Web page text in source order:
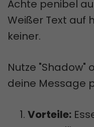
Achte penibel
Weißer Text auf
keiner.
Nutze "Shadow"
deine Message
Vorteile: